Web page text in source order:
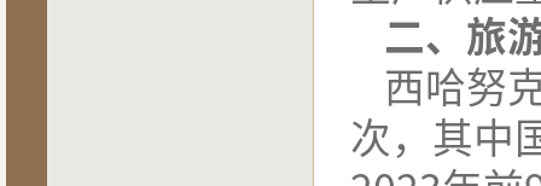
二、旅
西哈努
次，其中